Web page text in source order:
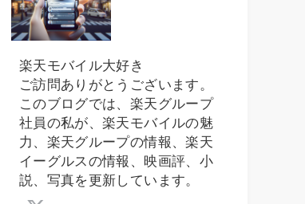
楽天モバイル大好き
ご訪問ありがとうございます。
このブログでは、楽天グループ
社員の私が、楽天モバイルの魅
力、楽天グループの情報、楽天
イーグルスの情報、映画評、小
説、写真を更新しています。